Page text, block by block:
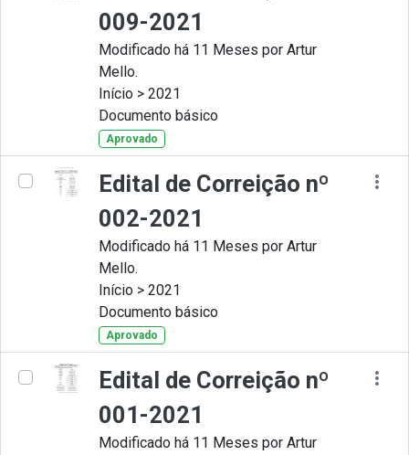
009-2021
Modificado há 11 Meses por Artur
Mello.
Início > 2021
Documento básico
Aprovado
Edital de Correição nº
002-2021
Modificado há 11 Meses por Artur
Mello.
Início > 2021
Documento básico
Aprovado
Edital de Correição nº
001-2021
Modificado há 11 Meses por Artur